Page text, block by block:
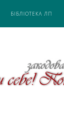
БІБЛІОТЕКА ЛП